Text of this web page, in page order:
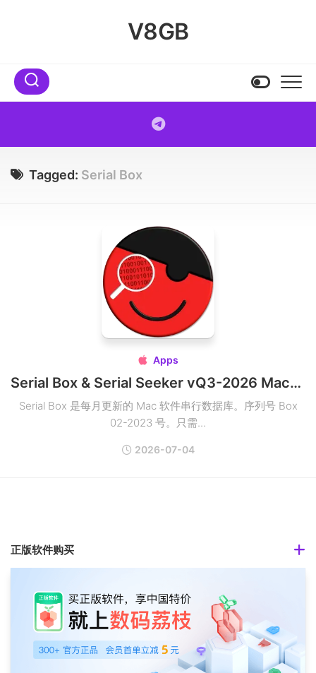
V8GB
Tagged: Serial Box
 Apps
Serial Box & Serial Seeker vQ3-2026 Mac应用序列号查找工具
Serial Box 是每月更新的 Mac 软件串行数据库。序列号 Box
02-2023 号。只需...
2026-07-04
正版软件购买